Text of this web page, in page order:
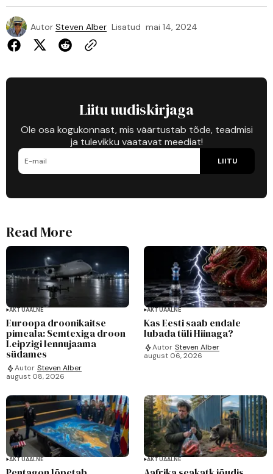
Autor Steven Alber Lisatud mai 14, 2024
Liitu uudiskirjaga
Ole osa kogukonnast, mis väärtustab tõde, teadmisi
ja tulevikku vaatavat meediat!
LIITU
Read More
AKTUAALNE
Euroopa droonikaitse
pimeala: Semtexiga droon
Leipzigi lennujaama
südames
Autor Steven Alber
august 08, 2026
AKTUAALNE
Kas Eesti saab endale
lubada tüli Hiinaga?
Autor Steven Alber
august 06, 2026
AKTUAALNE AKTUAALNE